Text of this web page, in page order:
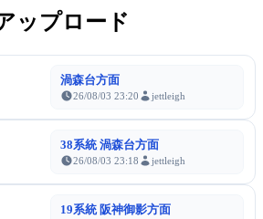
ップロード
渦森台方面
26/08/03 23:20 jettleigh
38系統 渦森台方面
26/08/03 23:18 jettleigh
19系統 阪神御影方面